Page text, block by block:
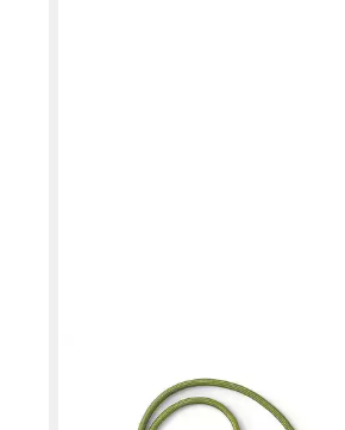
Schlüsselanhänger Design-
Schlüsselband lang, zum Umhängen,